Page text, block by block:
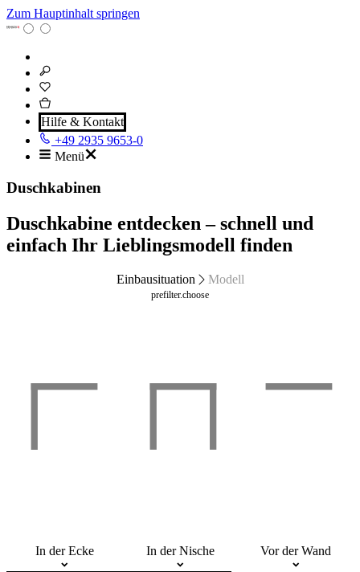
Zum Hauptinhalt springen
Hilfe & Kontakt
+49 2935 9653-0
Menü
Duschkabinen
Duschkabine entdecken – schnell und
einfach Ihr Lieblingsmodell finden
Einbausituation Modell
prefilter.choose
In der Ecke In der Nische Vor der Wand